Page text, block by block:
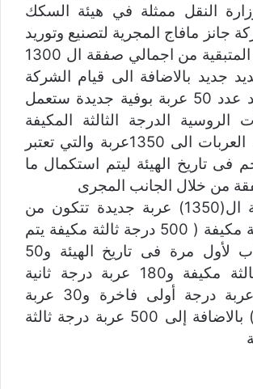
النقل ممثلة في هيئة السكك
جانز مافاج المجرية لتصنيع وتوريد
باقى العربات المتبقية من اجمالي صفقة ال 1300
جديد بالاضافة الى قيام الشركة
المجرية بتوريد عدد 50 عربة بوفية جديدة ستعمل
الروسية الدرجة الثالثة المكيفة
ليصل اجمالى العربات الى 1350عربة والتي تعتبر
فى تاريخ الهيئة ليتم استكمال ما
من خلال الجانب المجرى
كما أن صفقة ال(1350) عربة جديدة تتكون من
عدد 850 عربة مكيفة ( 500 درجة ثالثة مكيفة يتم
تقديمها للركاب لأول مرة فى تاريخ الهيئة و50
عربة بوفيه ثالثة مكيفة و180 عربة درجة ثانية
فاخرة و90 عربة درجة أولى فاخرة و30 عربة
بوفيه مكيفة ) بالاضافة إلى 500 عربة درجة ثالثة